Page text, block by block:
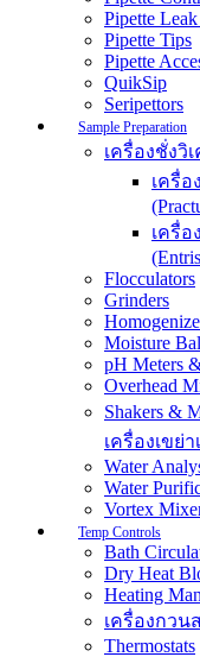
Pipette
Pipette Tips
Pipette
QuikSip
Seripettors
Sample Preparation
เครื่องชั่งวิ
เครื่อ
เครื่อ
Flocculators
Grinders
Moisture
pH Meters
Overhead
Shakers &
เครื่องเขย่า
Water
Water
Vortex
Temp Controls
Bath
Dry Heat
Heating
เครื่องกวนส
Thermostats